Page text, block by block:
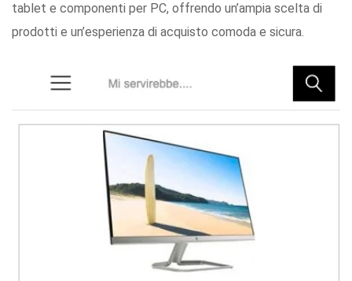
tablet e componenti per PC, offrendo un’ampia scelta di
prodotti e un’esperienza di acquisto comoda e sicura.